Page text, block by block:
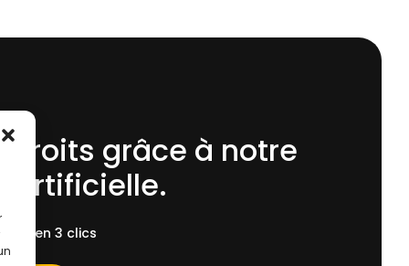
droits grâce à notre
Artificielle.
en 3 clics